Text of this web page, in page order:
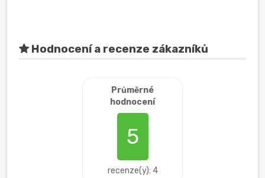
Hodnocení a recenze zákazníků
Průměrné
hodnocení
5
recenze(y): 4